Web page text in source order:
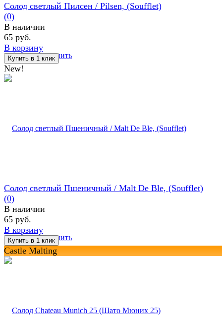
избранное сравнить
Солод светлый Пилсен / Pilsen, (Soufflet)
(0)
В наличии
65 руб.
В корзину
New!
избранное сравнить
Солод светлый Пшеничный / Malt De Ble, (Soufflet)
(0)
В наличии
65 руб.
В корзину
Castle Malting